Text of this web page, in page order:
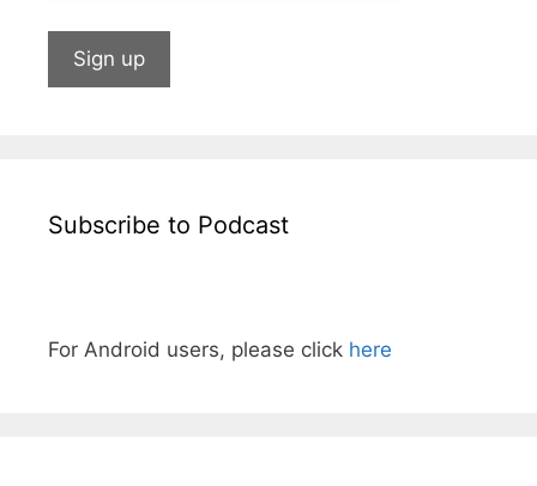
Subscribe to Podcast
For Android users, please click here